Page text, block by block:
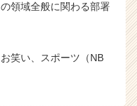
域全般に関わる部署
笑い、スポーツ（NB